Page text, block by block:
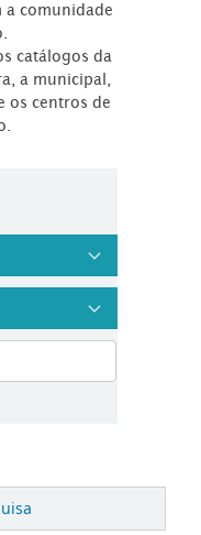
a comunidade
catálogos da
a municipal,
os centros de